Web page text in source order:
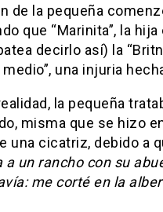
de la pequeña
que “Marinita”, la hija
decirlo así) la
medio”, una injuria
la pequeña
misma que se hizo
una cicatriz, debido a
a un rancho con su
me corté en la